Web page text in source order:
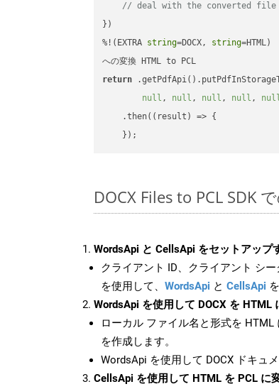
// deal with the converted file
})
%!(EXTRA string=DOCX, string=HTML)
return
null , null , null , null ,
    .then(
( result ) => {
DOCX Files to PCL SDK
WordsApi と CellsApi をセットアップ
クライアント ID、クライアント シ
を使用して、 WordsApi と CellsApi
WordsApi を使用して DOCX を HTML
ローカル ファイル名と形式を HTML
を作成します。
WordsApi を使用して DOCX ドキュ
CellsApi を使用して HTML を PCL に